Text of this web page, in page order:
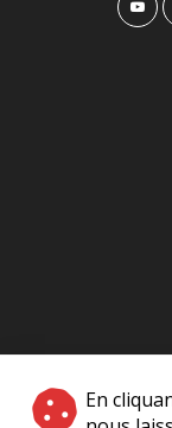
En